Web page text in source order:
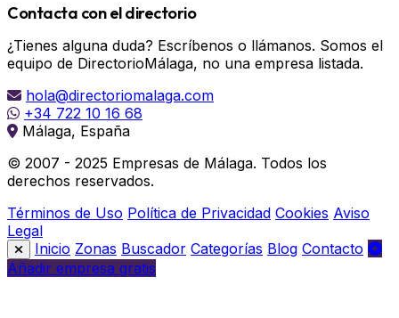
Contacta con el directorio
¿Tienes alguna duda? Escríbenos o llámanos. Somos el
equipo de DirectorioMálaga, no una empresa listada.
hola@directoriomalaga.com
+34 722 10 16 68
Málaga, España
© 2007 - 2025 Empresas de Málaga. Todos los
derechos reservados.
Términos de Uso Política de Privacidad Cookies Aviso
Legal
Inicio Zonas Buscador Categorías Blog Contacto
Añadir empresa gratis